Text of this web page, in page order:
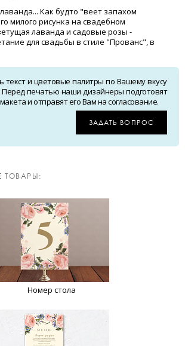
Как будто "веет запахом
милого рисунка на свадебном
лаванда и садовые розы -
для свадьбы в стиле "Прованс", в
текст и цветовые палитры по Вашему вкусу
печатью наши дизайнеры подготовят
и отправят его Вам на согласование.
ЗАДАТЬ ВОПРОС
ТОВАРЫ:
Номер стола